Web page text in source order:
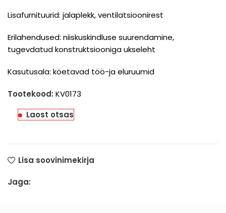
Lisafurnituurid: jalaplekk, ventilatsioonirest
Erilahendused: niiskuskindluse suurendamine,
tugevdatud konstruktsiooniga ukseleht
Kasutusala: köetavad töö-ja eluruumid
Tootekood: KV0173
Laost otsas
Lisa soovinimekirja
Jaga: